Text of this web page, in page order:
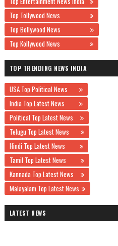
Top Tollywood News
Top Bollywood News
Top Kollywood News
TOP TRENDING NEWS INDIA
USA Top Political News
India Top Latest News
Political Top Latest News
Telugu Top Latest News
Hindi Top Latest News
Tamil Top Latest News
Kannada Top Latest News
Malayalam Top Latest News
LATEST NEWS